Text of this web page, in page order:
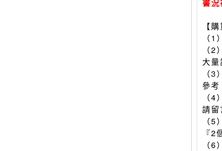
書
【
（
（
大
（
參
（
請
（
『
（